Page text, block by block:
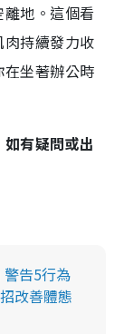
地。這個看
持續發力收
坐著辦公時
有疑問或出
告5行為
改善體態